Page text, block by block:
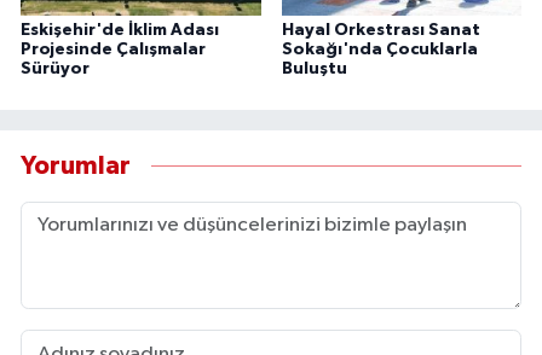
Eskişehir'de İklim Adası
Projesinde Çalışmalar
Sürüyor
Hayal Orkestrası Sanat
Sokağı'nda Çocuklarla
Buluştu
Yorumlar